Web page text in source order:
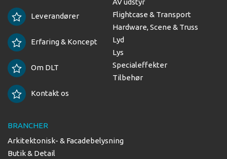
Leverandører
Erfaring & Koncept
Om DLT
Kontakt os
AV udstyr
Flightcase & Transport
Hardware, Scene & Truss
Lyd
Lys
Specialeffekter
Tilbehør
BRANCHER
Arkitektonisk- & Facadebelysning
Butik & Detail